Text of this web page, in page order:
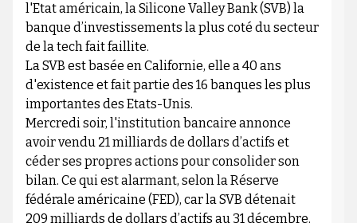
l'Etat américain, la Silicone Valley Bank (SVB) la
banque d’investissements la plus coté du secteur
de la tech fait faillite.
La SVB est basée en Californie, elle a 40 ans
d'existence et fait partie des 16 banques les plus
importantes des Etats-Unis.
Mercredi soir, l'institution bancaire annonce
avoir vendu 21 milliards de dollars d’actifs et
céder ses propres actions pour consolider son
bilan. Ce qui est alarmant, selon la Réserve
fédérale américaine (FED), car la SVB détenait
209 milliards de dollars d’actifs au 31 décembre.